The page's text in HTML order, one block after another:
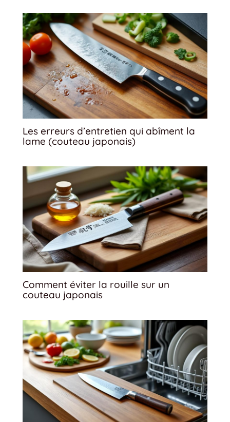
Les erreurs d’entretien qui abîment la
lame (couteau japonais)
Comment éviter la rouille sur un
couteau japonais